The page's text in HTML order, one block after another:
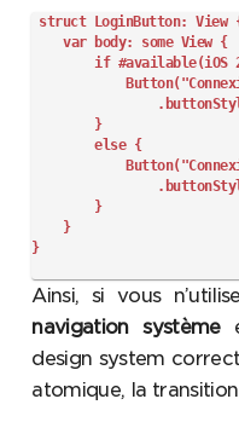
struct LoginButton: View
    var body: some View {
        if #available(iOS 26, *) {
        else {
}
Ainsi, si vous
navigation système
design system
atomique, la